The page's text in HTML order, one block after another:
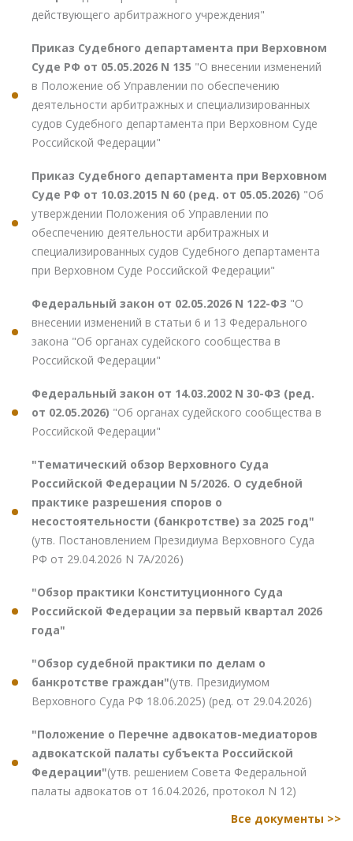
действующего арбитражного учреждения"
Приказ Судебного департамента при Верховном
Суде РФ от 05.05.2026 N 135 "О внесении изменений
в Положение об Управлении по обеспечению
деятельности арбитражных и специализированных
судов Судебного департамента при Верховном Суде
Российской Федерации"
Приказ Судебного департамента при Верховном
Суде РФ от 10.03.2015 N 60 (ред. от 05.05.2026) "Об
утверждении Положения об Управлении по
обеспечению деятельности арбитражных и
специализированных судов Судебного департамента
при Верховном Суде Российской Федерации"
Федеральный закон от 02.05.2026 N 122-ФЗ "О
внесении изменений в статьи 6 и 13 Федерального
закона "Об органах судейского сообщества в
Российской Федерации"
Федеральный закон от 14.03.2002 N 30-ФЗ (ред.
от 02.05.2026) "Об органах судейского сообщества в
Российской Федерации"
"Тематический обзор Верховного Суда
Российской Федерации N 5/2026. О судебной
практике разрешения споров о
несостоятельности (банкротстве) за 2025 год"
(утв. Постановлением Президиума Верховного Суда
РФ от 29.04.2026 N 7А/2026)
"Обзор практики Конституционного Суда
Российской Федерации за первый квартал 2026
года"
"Обзор судебной практики по делам о
банкротстве граждан"(утв. Президиумом
Верховного Суда РФ 18.06.2025) (ред. от 29.04.2026)
"Положение о Перечне адвокатов-медиаторов
адвокатской палаты субъекта Российской
Федерации"(утв. решением Совета Федеральной
палаты адвокатов от 16.04.2026, протокол N 12)
Все документы >>